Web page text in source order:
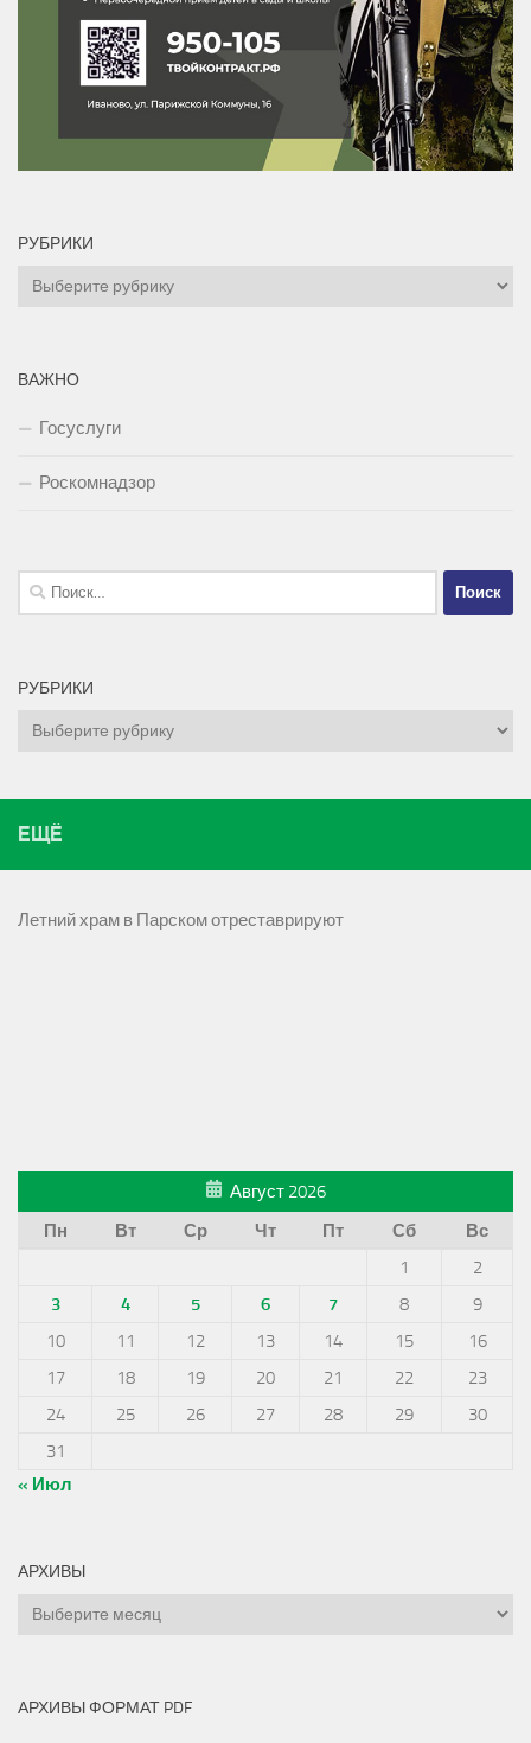
РУБРИКИ
Рубрики
ВАЖНО
Госуслуги
Роскомнадзор
Найти:
РУБРИКИ
Рубрики
ЕЩЁ
Летний храм в Парском отреставрируют
Август 2026
Пн
Вт Ср Чт Пт Сб
Вс
1
2
3
4 5 6 7 8
9
10
11 12 13 14 15
16
17
18 19 20 21 22
23
24
25 26 27 28 29
30
31
« Июл
АРХИВЫ
Архивы
АРХИВЫ ФОРМАТ PDF